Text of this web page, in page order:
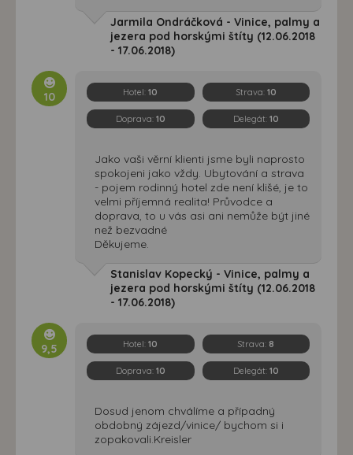
Jarmila Ondráčková - Vinice, palmy a
jezera pod horskými štíty (12.06.2018
- 17.06.2018)
10 Hotel:10 Strava: 10
Doprava: 10 Delegát: 10
Jako vaši věrní klienti jsme byli naprosto
spokojeni jako vždy. Ubytování a strava
- pojem rodinný hotel zde není klišé, je to
velmi příjemná realita! Průvodce a
doprava, to u vás asi ani nemůže být jiné
než bezvadné
Děkujeme.
Stanislav Kopecký - Vinice, palmy a
jezera pod horskými štíty (12.06.2018
- 17.06.2018)
9,5 Hotel:10 Strava: 8
Doprava: 10 Delegát: 10
Dosud jenom chválíme a případný
obdobný zájezd/vinice/ bychom si i
zopakovali.Kreisler